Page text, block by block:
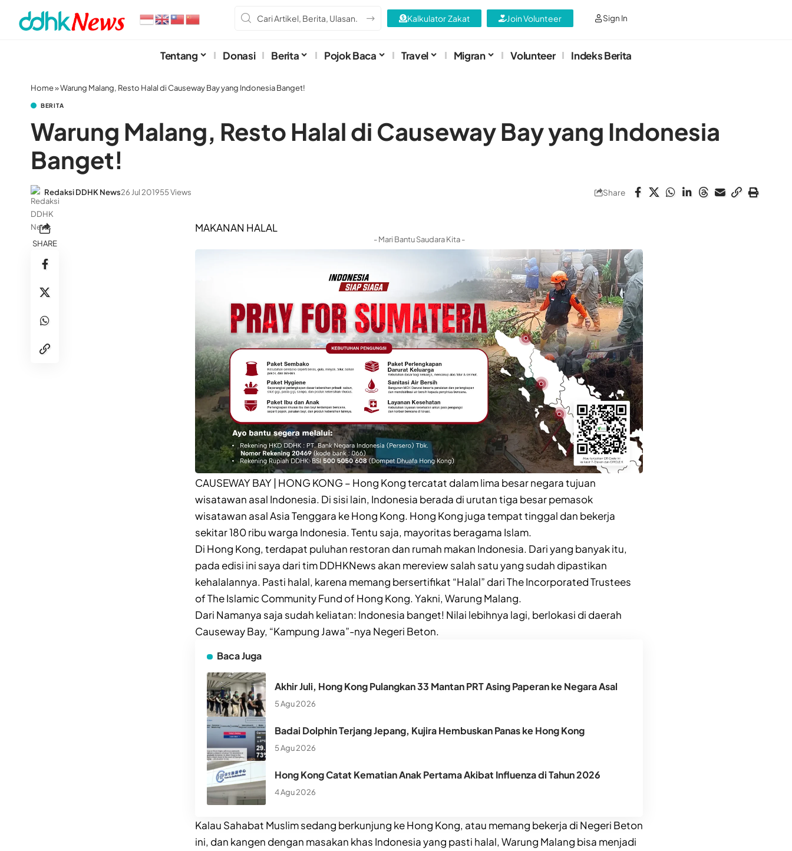
Sign In
Kalkulator Zakat Join Volunteer
Tentang Donasi Berita Pojok Baca Travel Migran Volunteer Indeks Berita
Home»Warung Malang, Resto Halal di Causeway Bay yang Indonesia Banget!
BERITA
Warung Malang, Resto Halal di Causeway Bay yang Indonesia
Banget!
Redaksi DDHK News26 Jul 201955 Views Share
SHARE
MAKANAN HALAL
- Mari Bantu Saudara Kita -
CAUSEWAY BAY | HONG KONG – Hong Kong tercatat dalam lima besar negara tujuan
wisatawan asal Indonesia. Di sisi lain, Indonesia berada di urutan tiga besar pemasok
wisatawan asal Asia Tenggara ke Hong Kong. Hong Kong juga tempat tinggal dan bekerja
sekitar 180 ribu warga Indonesia. Tentu saja, mayoritas beragama Islam.
Di Hong Kong, terdapat puluhan restoran dan rumah makan Indonesia. Dari yang banyak itu,
pada edisi ini saya dari tim DDHKNews akan mereview salah satu yang sudah dipastikan
kehalalannya. Pasti halal, karena memang bersertifikat “Halal” dari The Incorporated Trustees
of The Islamic Community Fund of Hong Kong. Yakni, Warung Malang.
Dari Namanya saja sudah keliatan: Indonesia banget! Nilai lebihnya lagi, berlokasi di daerah
Causeway Bay, “Kampung Jawa”-nya Negeri Beton.
Baca Juga
Akhir Juli, Hong Kong Pulangkan 33 Mantan PRT Asing Paperan ke Negara Asal
5 Agu 2026
Badai Dolphin Terjang Jepang, Kujira Hembuskan Panas ke Hong Kong
5 Agu 2026
Hong Kong Catat Kematian Anak Pertama Akibat Influenza di Tahun 2026
4 Agu 2026
Kalau Sahabat Muslim sedang berkunjung ke Hong Kong, atau memang bekerja di Negeri Beton
ini, dan kangen dengan masakan khas Indonesia yang pasti halal, Warung Malang bisa menjadi